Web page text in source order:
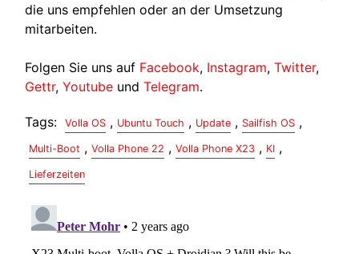
die uns empfehlen oder an der Umsetzung
mitarbeiten.
Folgen Sie uns auf Facebook, Instagram,Twitter,
Gettr,Youtube undTelegram.
Tags: Volla OS , Ubuntu Touch , Update , Sailfish OS ,
Multi-Boot , Volla Phone 22 , Volla Phone X23 , KI ,
Lieferzeiten